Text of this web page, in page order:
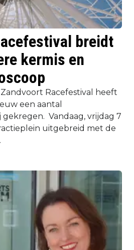
breidt
kermis en
Racefestival heeft
een aantal
Vandaag, vrijdag 7
uitgebreid met de